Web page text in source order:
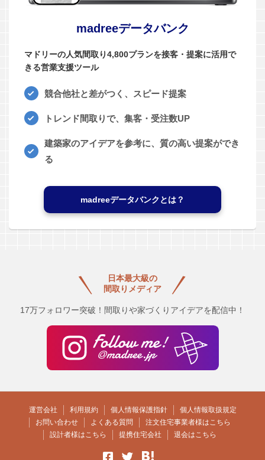
madreeデータバンク
マドリーの人気間取り4,800プランを接客・提案に活用で
きる営業支援ツール
競合他社と差がつく、スピード提案
トレンド間取りで、集客・受注数UP
建築家のアイデアを参考に、質の高い提案ができ
る
madreeデータバンクとは？
日本最大級の
間取りメディア
17万フォロワー突破！間取りや家づくりアイデアを配信中！
運営会社 利用規約 個人情報保護指針
個人情報取扱規定
お問い合わせ
よくある質問
注文住宅事業者様はこちら
設計者様はこちら
提携住宅会社 退会はこちら